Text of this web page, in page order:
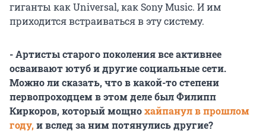
гиганты как Universal, как Sony Music. И им
приходится встраиваться в эту систему.
- Артисты старого поколения все активнее
осваивают ютуб и другие социальные сети.
Можно ли сказать, что в какой-то степени
первопроходцем в этом деле был Филипп
Киркоров, который мощнохайпанул в прошлом
году,и вслед за ним потянулись другие?